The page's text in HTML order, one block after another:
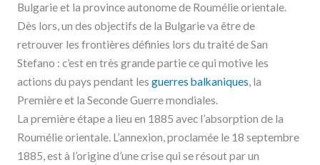
Bulgarie et la province autonome de Roumélie orientale.
Dès lors, un des objectifs de la Bulgarie va être de
retrouver les frontières définies lors du traité de San
Stefano : c’est en très grande partie ce qui motive les
actions du pays pendant les guerres balkaniques, la
Première et la Seconde Guerre mondiales.
La première étape a lieu en 1885 avec l’absorption de la
Roumélie orientale. L’annexion, proclamée le 18 septembre
1885, est à l’origine d’une crise qui se résout par un